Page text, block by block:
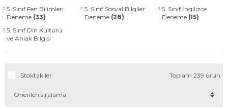
5. Sınıf Fen Bilimleri
Deneme (33)
5. Sınıf Sosyal Bilgiler
Deneme (28)
5. Sınıf İngilizce
Deneme (15)
5. Sınıf Din Kültürü
ve Ahlak Bilgisi
Stoktakiler Toplam 239 ürün